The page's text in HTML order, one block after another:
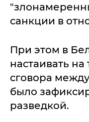
санкции в
При этом в
настаивать на
сговора
было
разведкой.